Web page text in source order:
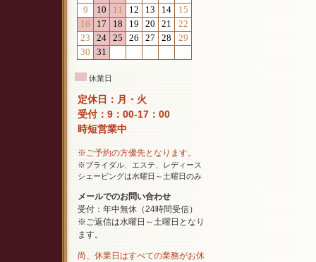
休業日
定休日：月・火
受付：9：00-17：00
時短営業中
※ご予約の方優先となります。
※ブライダル、エステ、レディース
シェービングは水曜日～土曜日のみ
メールでのお問い合わせ
受付：年中無休（24時間受信）
※ご返信は水曜日～土曜日となり
ます。
尚、休業日はすべての業務がお休